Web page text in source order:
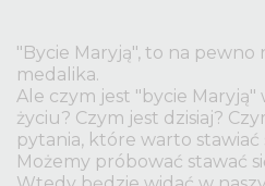
"Bycie Maryją", to na pewno
medalika.
Ale czym jest "bycie
życiu? Czym jest dzisiaj?
pytania, które warto stawiać
Możemy próbować stawać